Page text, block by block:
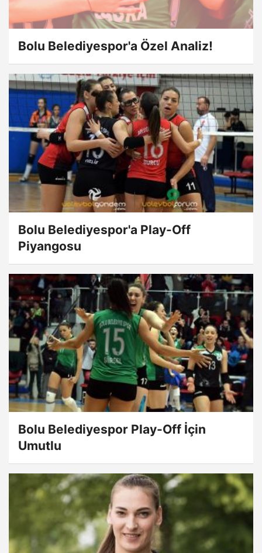
Bolu Belediyespor'a Özel Analiz!
Bolu Belediyespor'a Play-Off
Piyangosu
Bolu Belediyespor Play-Off İçin
Umutlu